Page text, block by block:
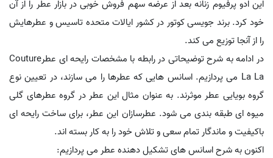
این ادو پرفیوم زنانه بعد از عرضه سهم فروش خوبی در بازار عطر را از آن
خود کرد. برند جویسی کوتور در کشور ایالات متحده تاسیس و عطرهایش
را از آنجا توزیع می کند.
در ادامه به شرح توضیحاتی در رابطه با مشخصات رایحه ای عطرCouture
La La می پردازیم. اسانس هایی که عطرها را می سازند، در تعیین نوع
گروه بویایی عطر موثرند. به عنوان مثال این عطر در گروه عطرهای گلی
میوه ای طبقه بندی می شود. عطرسازان این عطر، برای ساخت رایحه ای
باکیفیت و ماندگار تمام سعی و تلاش خود را به کار بسته اند.
اکنون به شرح اسانس های تشکیل دهنده عطر می پردازیم: